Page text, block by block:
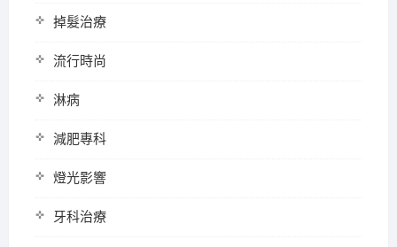
掉髮治療
流行時尚
淋病
減肥專科
燈光影響
牙科治療